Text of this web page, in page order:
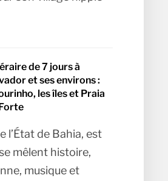
de 7 jours à
et ses environs :
les îles et Praia
l’État de Bahia, est
mêlent histoire,
musique et